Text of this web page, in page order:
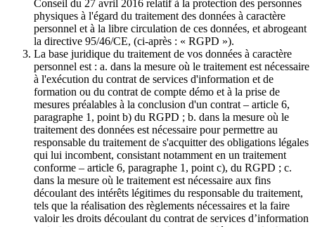
Conseil du 27 avril 2016 relatif à la protection des personnes
physiques à l'égard du traitement des données à caractère
personnel et à la libre circulation de ces données, et abrogeant
la directive 95/46/CE, (ci-après : « RGPD »).
La base juridique du traitement de vos données à caractère
personnel est : a. dans la mesure où le traitement est nécessaire
à l'exécution du contrat de services d'information et de
formation ou du contrat de compte démo et à la prise de
mesures préalables à la conclusion d'un contrat – article 6,
paragraphe 1, point b) du RGPD ; b. dans la mesure où le
traitement des données est nécessaire pour permettre au
responsable du traitement de s'acquitter des obligations légales
qui lui incombent, consistant notamment en un traitement
conforme – article 6, paragraphe 1, point c), du RGPD ; c.
dans la mesure où le traitement est nécessaire aux fins
découlant des intérêts légitimes du responsable du traitement,
tels que la réalisation des règlements nécessaires et la faire
valoir les droits découlant du contrat de services d’information